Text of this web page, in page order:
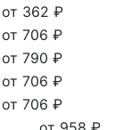
от 362 ₽
от 706 ₽
от 790 ₽
от 706 ₽
от 706 ₽